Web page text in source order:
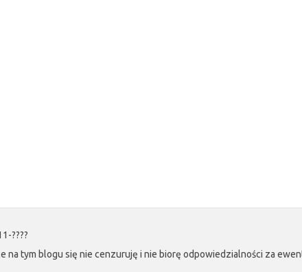
????
na tym blogu się nie cenzuruję i nie biorę odpowiedzialności za